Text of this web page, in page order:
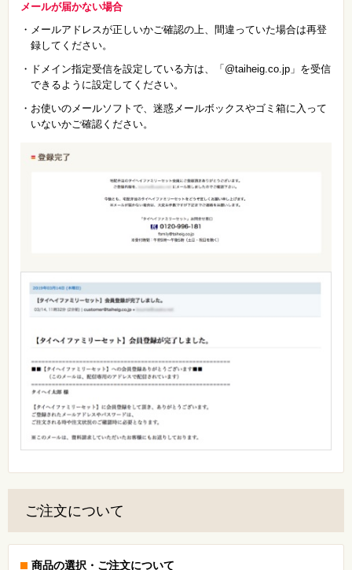
メールが届かない場合
・メールアドレスが正しいかご確認の上、間違っていた場合は再登
録してください。
・ドメイン指定受信を設定している方は、「@taiheig.co.jp」を受信
できるように設定してください。
・お使いのメールソフトで、迷惑メールボックスやゴミ箱に入って
いないかご確認ください。
ご注文について
商品の選択・ご注文について